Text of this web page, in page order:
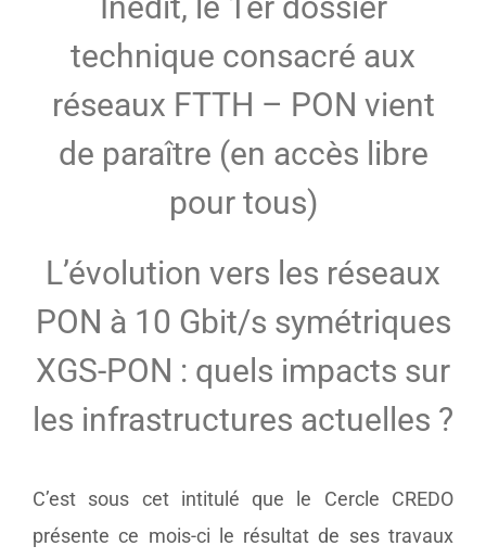
CONTACT
technique consacré aux
réseaux FTTH – PON vient
de paraître (en accès libre
pour tous)
L’évolution vers les réseaux
PON à 10 Gbit/s symétriques
XGS-PON : quels impacts sur
les infrastructures actuelles ?
C’est sous cet intitulé que le Cercle CREDO
présente ce mois-ci le résultat de ses travaux